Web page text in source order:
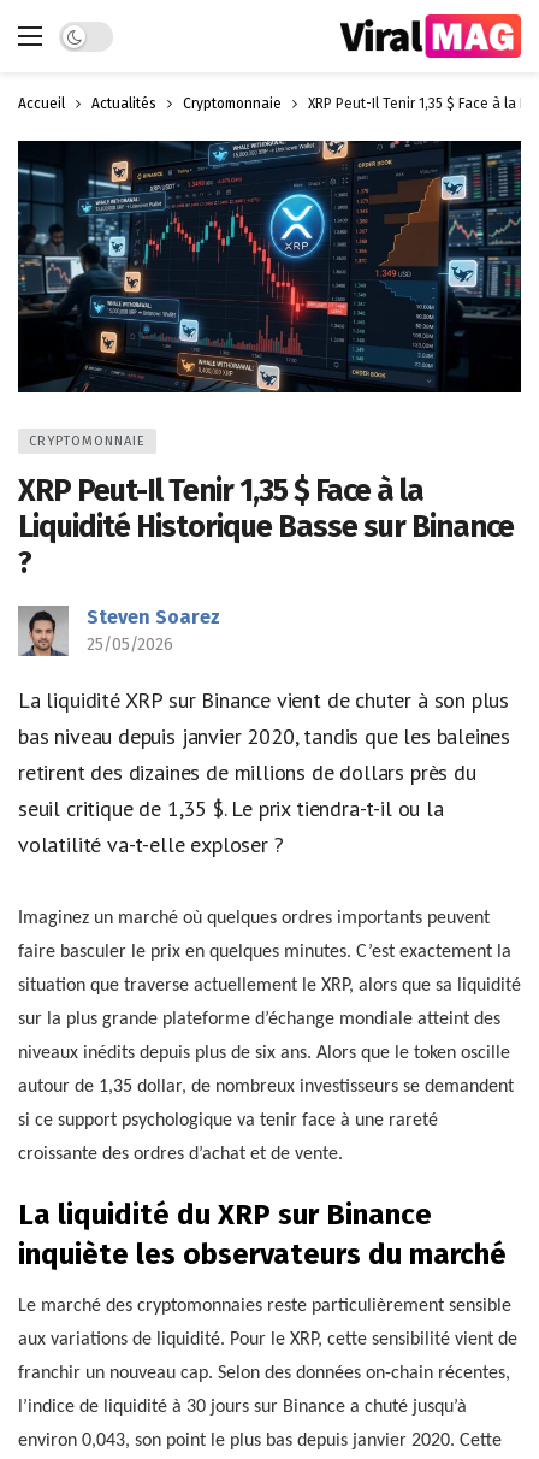
Dark mode
Accueil Actualités Cryptomonnaie XRP Peut-Il Tenir 1,35 $ Face à la
CRYPTOMONNAIE
XRP Peut-Il Tenir 1,35 $ Face à la
Liquidité Historique Basse sur Binance
?
Steven Soarez
25/05/2026
La liquidité XRP sur Binance vient de chuter à son plus
bas niveau depuis janvier 2020, tandis que les baleines
retirent des dizaines de millions de dollars près du
seuil critique de 1,35 $. Le prix tiendra-t-il ou la
volatilité va-t-elle exploser ?
Imaginez un marché où quelques ordres importants peuvent
faire basculer le prix en quelques minutes. C’est exactement la
situation que traverse actuellement le XRP, alors que sa liquidité
sur la plus grande plateforme d’échange mondiale atteint des
niveaux inédits depuis plus de six ans. Alors que le token oscille
autour de 1,35 dollar, de nombreux investisseurs se demandent
si ce support psychologique va tenir face à une rareté
croissante des ordres d’achat et de vente.
La liquidité du XRP sur Binance
inquiète les observateurs du marché
Le marché des cryptomonnaies reste particulièrement sensible
aux variations de liquidité. Pour le XRP, cette sensibilité vient de
franchir un nouveau cap. Selon des données on-chain récentes,
l’indice de liquidité à 30 jours sur Binance a chuté jusqu’à
environ 0,043, son point le plus bas depuis janvier 2020. Cette